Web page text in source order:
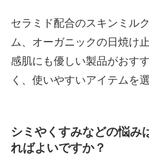
セラミド配合のスキンミル
ム、オーガニックの日焼け
感肌にも優しい製品がおす
く、使いやすいアイテムを
シミやくすみなどの悩み
ればよいですか？